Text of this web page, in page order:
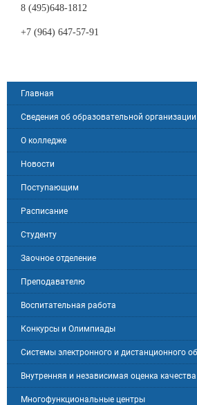
8 (495)648-1812
+7 (964) 647-57-91
Главная
Сведения об образовательной организации
О колледже
Новости
Поступающим
Расписание
Студенту
Заочное отделение
Преподавателю
Воспитательная работа
Конкурсы и Олимпиады
Системы электронного и дистанционного
Внутренняя и независимая оценка качества
Многофункциональные центры